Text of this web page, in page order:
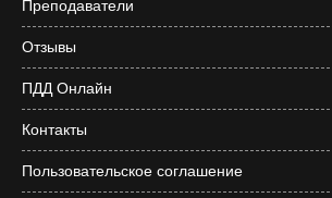
Преподаватели
Отзывы
ПДД Онлайн
Контакты
Пользовательское соглашение